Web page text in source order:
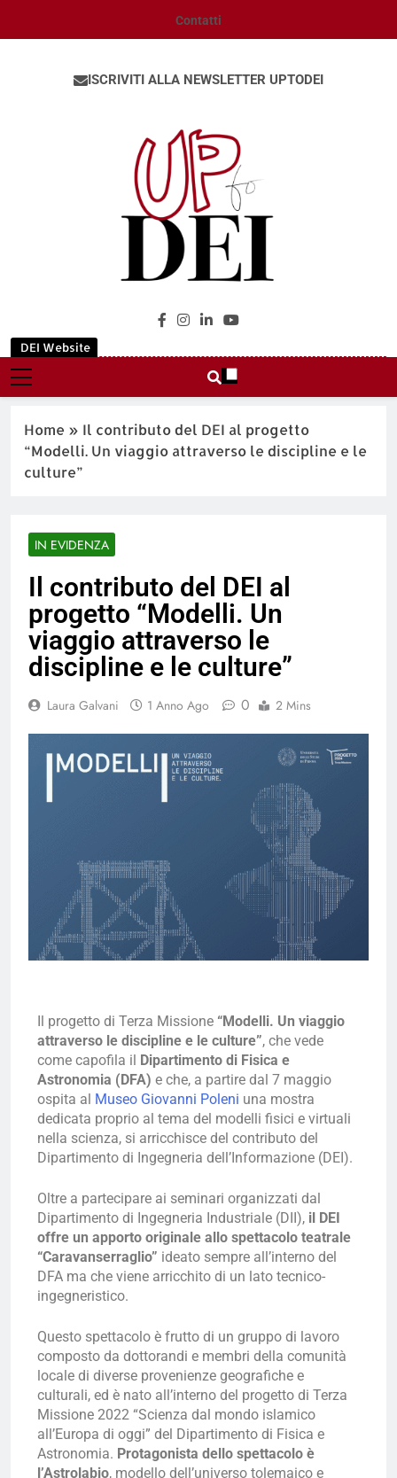
Contatti
ISCRIVITI ALLA NEWSLETTER UPTODEI
DEI Website
UpToDEI
Home » Il contributo del DEI al progetto
“Modelli. Un viaggio attraverso le discipline e le
culture”
IN EVIDENZA
Il contributo del DEI al
progetto “Modelli. Un
viaggio attraverso le
discipline e le culture”
Laura Galvani 1 Anno Ago 0 2 Mins
Il progetto di Terza Missione “Modelli. Un viaggio
attraverso le discipline e le culture”, che vede
come capofila il Dipartimento di Fisica e
Astronomia (DFA) e che, a partire dal 7 maggio
ospita al Museo Giovanni Poleni una mostra
dedicata proprio al tema del modelli fisici e virtuali
nella scienza, si arricchisce del contributo del
Dipartimento di Ingegneria dell’Informazione (DEI).
Oltre a partecipare ai seminari organizzati dal
Dipartimento di Ingegneria Industriale (DII), il DEI
offre un apporto originale allo spettacolo teatrale
“Caravanserraglio” ideato sempre all’interno del
DFA ma che viene arricchito di un lato tecnico-
ingegneristico.
Questo spettacolo è frutto di un gruppo di lavoro
composto da dottorandi e membri della comunità
locale di diverse provenienze geografiche e
culturali, ed è nato all’interno del progetto di Terza
Missione 2022 “Scienza dal mondo islamico
all’Europa di oggi” del Dipartimento di Fisica e
Astronomia. Protagonista dello spettacolo è
l’Astrolabio, modello dell’universo tolemaico e